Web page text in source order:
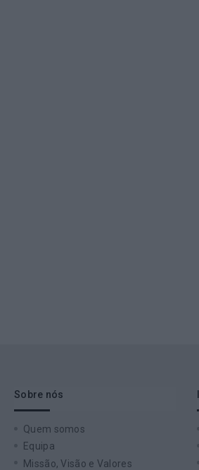
Sobre nós
Quem somos
Equipa
Missão, Visão e Valores